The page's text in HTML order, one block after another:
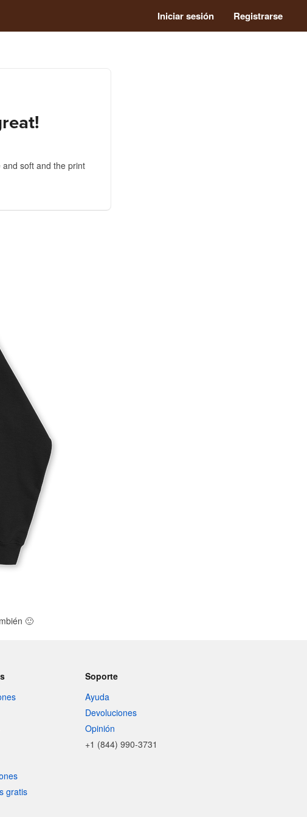
Iniciar sesión Registrarse
soft and the print
🙂
gratis
Soporte
Ayuda
Devoluciones
Opinión
+1 (844) 990-3731